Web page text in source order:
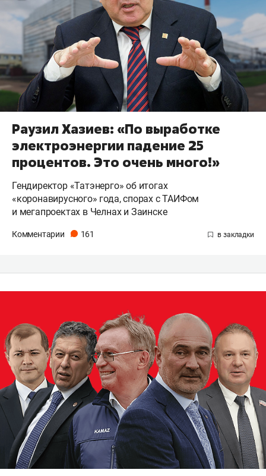
Раузил Хазиев: «По выработке
электроэнергии падение 25
процентов. Это очень много!»
Гендиректор «Татэнерго» об итогах
«коронавирусного» года, спорах с ТАИФом
и мегапроектах в Челнах и Заинске
Комментарии 161